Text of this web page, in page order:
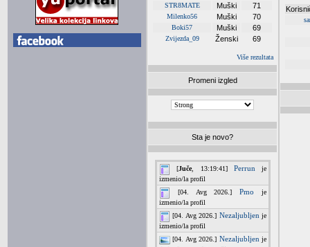
STR8MATE Muški 71
Milenko56 Muški 70
Boki57 Muški 69
Zvijezda_09 Ženski 69
Više rezultata
Promeni izgled
Sta je novo?